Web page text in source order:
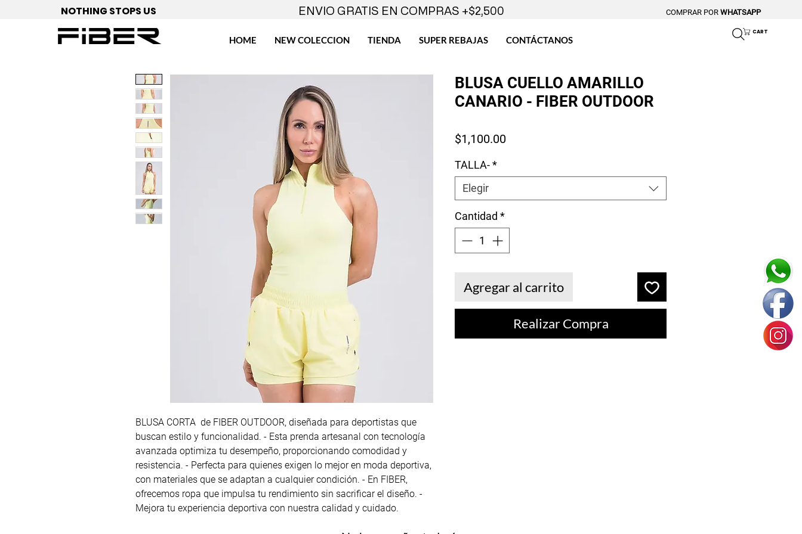
NOTHING STOPS US
HOME NEW COLECCION TIENDA SUPER REBAJAS CONTÁCTANOS
ENVIO GRATIS EN COMPRAS +$2,500
CART
COMPRAR POR WHATSAPP
BLUSA CORTA de FIBER OUTDOOR, diseñada para deportistas que
buscan estilo y funcionalidad. - Esta prenda artesanal con tecnología
avanzada optimiza tu desempeño, proporcionando comodidad y
resistencia. - Perfecta para quienes exigen lo mejor en moda deportiva,
con materiales que se adaptan a cualquier condición. - En FIBER,
ofrecemos ropa que impulsa tu rendimiento sin sacrificar el diseño. -
Mejora tu experiencia deportiva con nuestra calidad y cuidado.
BLUSA CUELLO AMARILLO
CANARIO - FIBER OUTDOOR
$1,100.00Precio
TALLA-*
Elegir
Cantidad *
Agregar al carrito
Realizar Compra